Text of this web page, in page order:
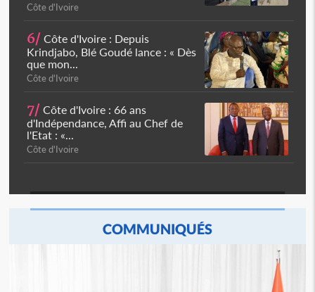
Côte d'Ivoire
6/ Côte d'Ivoire : Depuis
Krindjabo, Blé Goudé lance : « Dès
que mon...
Côte d'Ivoire
7/ Côte d'Ivoire : 66 ans
d'Indépendance, Affi au Chef de
l'Etat : «...
Côte d'Ivoire
COMMUNIQUÉS